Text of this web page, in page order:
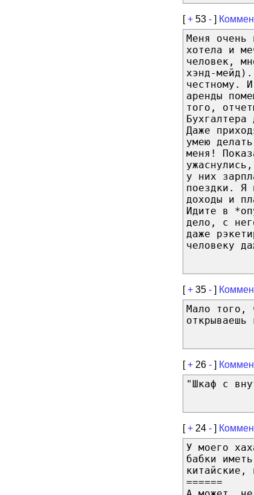
[+ 53 - ]
Меня очень
хотела и
человек,
хэнд-
честному.
аренды
того,
Даже
умею
меня!
у них
поездки. Я
доходы и
Идите в
дело, с
даже
человеку
[+ 35 - ]
Мало того,
[+ 26 - ]
"Шкаф с
[+ 24 - ]
У моего
бабки
======